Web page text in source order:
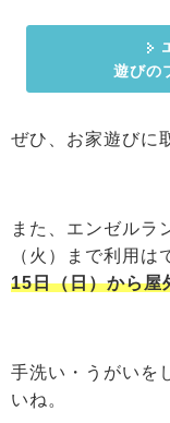
遊びの
ぜひ、お家遊びに
また、エンゼルラ
（火）まで利用は
15日（日）から屋
手洗い・うがいを
いね。